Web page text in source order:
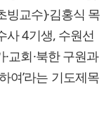
교수)·김홍식 목
사 4기생, 수원선
교회·북한 구원과
여’라는 기도제목